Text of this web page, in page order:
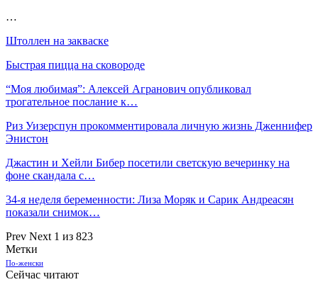
…
Штоллен на закваске
Быстрая пицца на сковороде
“Моя любимая”: Алексей Агранович опубликовал
трогательное послание к…
Риз Уизерспун прокомментировала личную жизнь Дженнифер
Энистон
Джастин и Хейли Бибер посетили светскую вечеринку на
фоне скандала с…
34-я неделя беременности: Лиза Моряк и Сарик Андреасян
показали снимок…
Prev Next 1 из 823
Метки
По-женски
Сейчас читают